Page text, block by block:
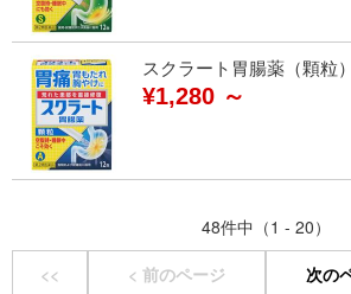
スクラート胃腸薬（顆粒）
¥1,280 ～
48件中（1 - 20）
<<
< 前のページ 次の